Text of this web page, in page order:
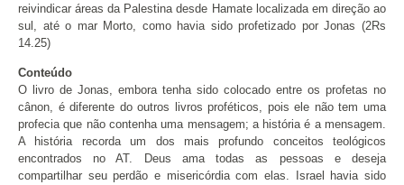
reivindicar áreas da Palestina desde Hamate localizada em direção ao
sul, até o mar Morto, como havia sido profetizado por Jonas (2Rs
14.25)
Conteúdo
O livro de Jonas, embora tenha sido colocado entre os profetas no
cânon, é diferente do outros livros proféticos, pois ele não tem uma
profecia que não contenha uma mensagem; a história é a mensagem.
A história recorda um dos mais profundo conceitos teológicos
encontrados no AT. Deus ama todas as pessoas e deseja
compartilhar seu perdão e misericórdia com elas. Israel havia sido